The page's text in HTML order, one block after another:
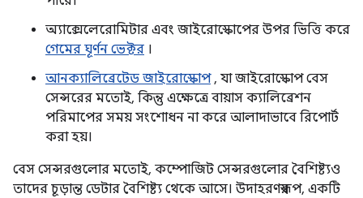
অ্যাক্সেলেরোমিটার এবং জাইরোস্কোপের উপর ভিত্তি করে
গেমের ঘূর্ণন ভেক্টর ।
আনক্যালিব্রেটেড জাইরোস্কোপ, যা জাইরোস্কোপ বেস
সেন্সরের মতোই, কিন্তু এক্ষেত্রে বায়াস ক্যালিব্রেশন
পরিমাপের সময় সংশোধন না করে আলাদাভাবে রিপোর্ট
করা হয়।
বেস সেন্সরগুলোর মতোই, কম্পোজিট সেন্সরগুলোর বৈশিষ্ট্যও
তাদের চূড়ান্ত ডেটার বৈশিষ্ট্য থেকে আসে। উদাহরণস্বরূপ, একটি